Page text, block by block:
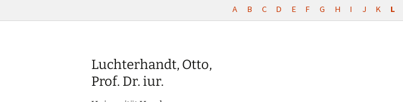
A B C D E F G H I J K L
Luchterhandt, Otto,
Prof. Dr. iur.